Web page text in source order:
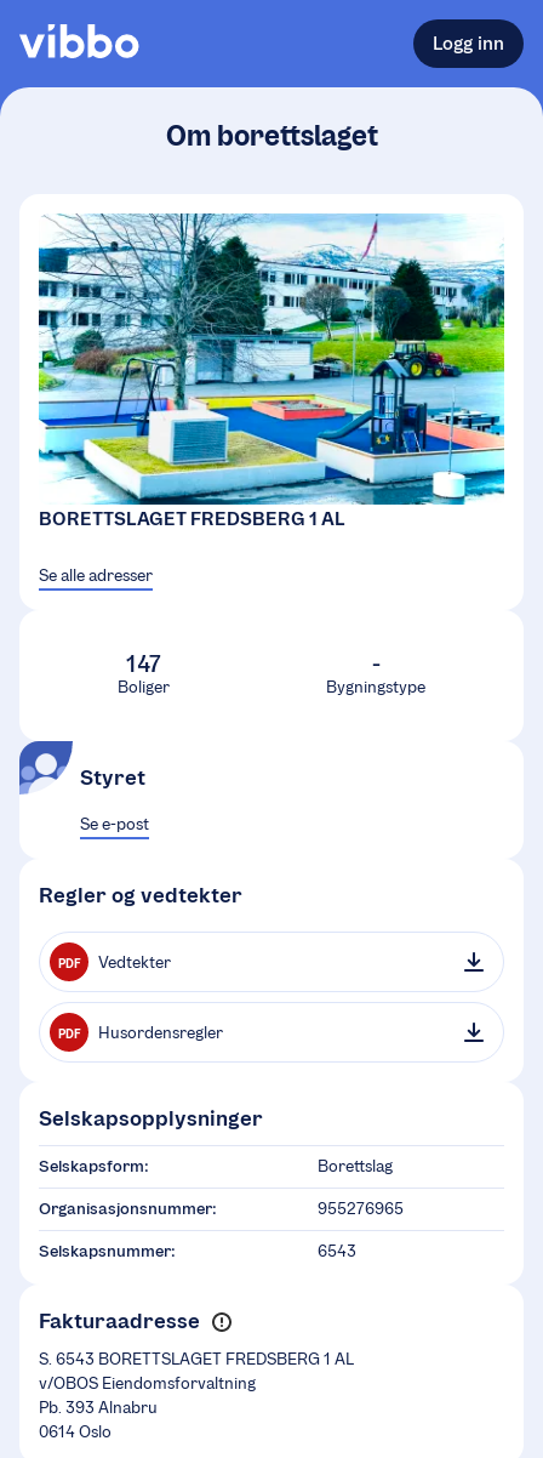
Logg inn
Om borettslaget
BORETTSLAGET FREDSBERG 1 AL
Se alle adresser
147
Boliger
-
Bygningstype
Styret
Se e-post
Regler og vedtekter
PDF Vedtekter
PDF Husordensregler
Selskapsopplysninger
Selskapsform: Borettslag
Organisasjonsnummer: 955276965
Selskapsnummer: 6543
Fakturaadresse
S. 6543 BORETTSLAGET FREDSBERG 1 AL
v/OBOS Eiendomsforvaltning
Pb. 393 Alnabru
0614 Oslo